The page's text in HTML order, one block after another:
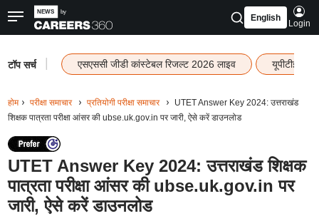
English
Login
टॉप सर्च एसएससी जीडी कांस्टेबल रिजल्ट 2026 लाइव यूपीटीईटी
होम परीक्षा समाचार प्रतियोगी परीक्षा समाचार
UTET Answer Key 2024: उत्तराखंड
शिक्षक पात्रता परीक्षा आंसर की ubse.uk.gov.in पर जारी, ऐसे करें डाउनलोड
UTET Answer Key 2024: उत्तराखंड शिक्षक
पात्रता परीक्षा आंसर की ubse.uk.gov.in पर
जारी, ऐसे करें डाउनलोड